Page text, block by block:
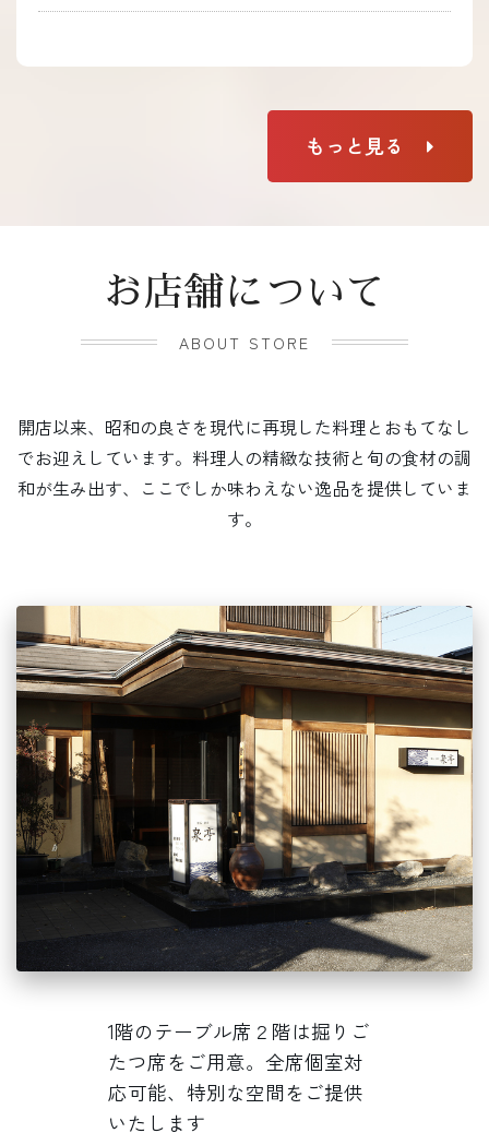
もっと見る
お店舗について
ABOUT STORE
開店以来、昭和の良さを現代に再現した料理とおもてなし
でお迎えしています。料理人の精緻な技術と旬の食材の調
和が生み出す、ここでしか味わえない逸品を提供していま
す。
1階のテーブル席２階は掘りご
たつ席をご用意。全席個室対
応可能、特別な空間をご提供
いたします